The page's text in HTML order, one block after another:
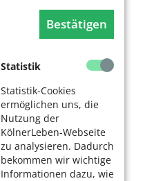
Bestätigen
Statistik
Statistik-Cookies
ermöglichen uns, die
Nutzung der
KölnerLeben-Webseite
zu analysieren. Dadurch
bekommen wir wichtige
Informationen dazu, wie